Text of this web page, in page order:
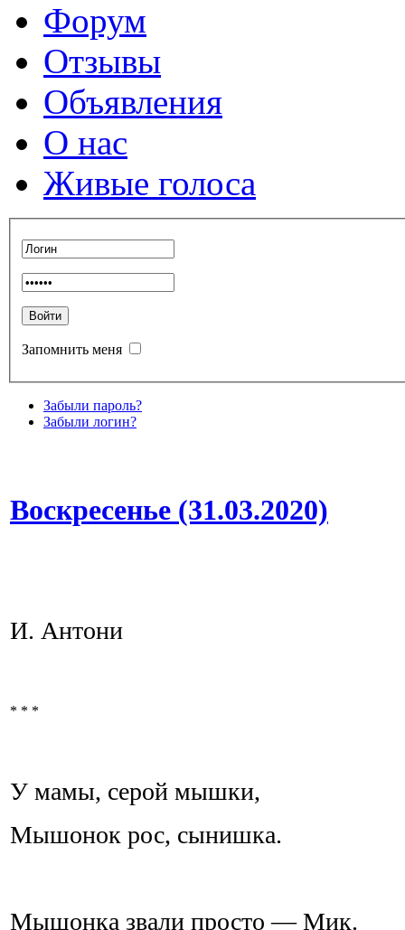
Форум
Отзывы
Объявления
О нас
Живые голоса
Запомнить меня
Забыли пароль?
Забыли логин?
Воскресенье (31.03.2020)
И. Антони
* * *
У мамы, серой мышки,
Мышонок рос, сынишка.
Мышонка звали просто — Мик.